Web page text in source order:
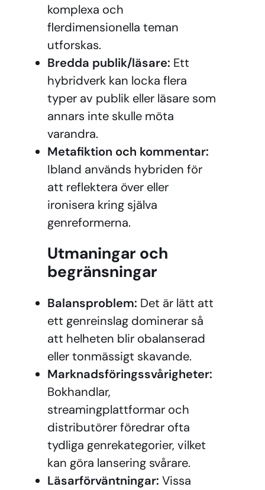
komplexa och
flerdimensionella teman
utforskas.
Bredda publik/läsare: Ett
hybridverk kan locka flera
typer av publik eller läsare som
annars inte skulle möta
varandra.
Metafiktion och kommentar:
Ibland används hybriden för
att reflektera över eller
ironisera kring själva
genreformerna.
Utmaningar och
begränsningar
Balansproblem: Det är lätt att
ett genreinslag dominerar så
att helheten blir obalanserad
eller tonmässigt skavande.
Marknadsföringssvårigheter:
Bokhandlar,
streamingplattformar och
distributörer föredrar ofta
tydliga genrekategorier, vilket
kan göra lansering svårare.
Läsarförväntningar: Vissa